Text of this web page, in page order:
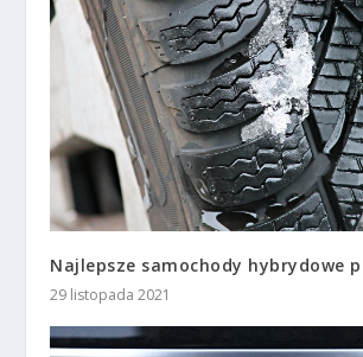
Najlepsze samochody hybrydowe
29 listopada 2021